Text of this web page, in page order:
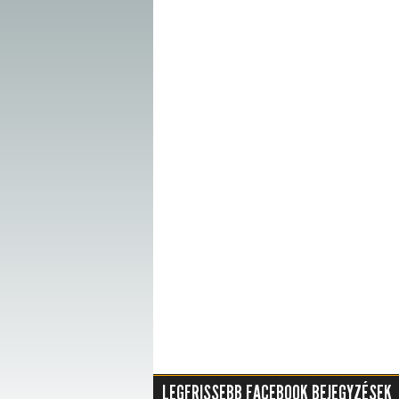
LEGFRISSEBB FACEBOOK BEJEGYZÉSEK